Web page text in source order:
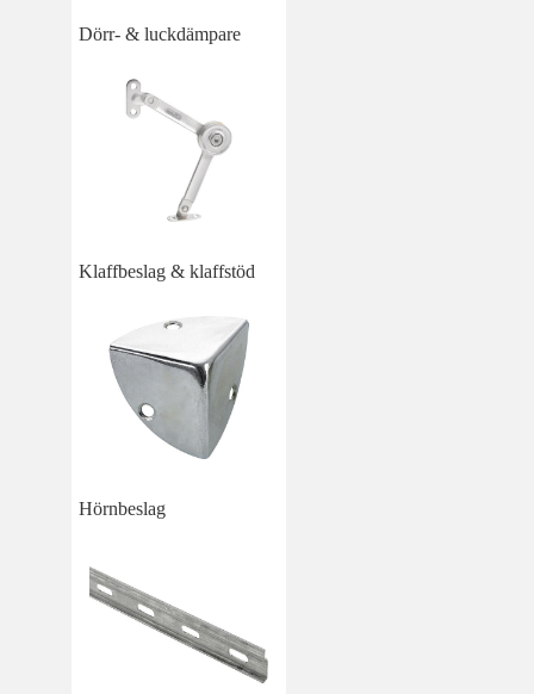
Dörr- & luckdämpare
Klaffbeslag & klaffstöd
Hörnbeslag